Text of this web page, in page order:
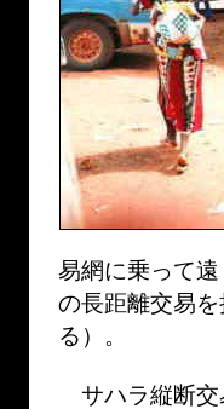
易網に乗って遠
の長距離交易
る）。
サハラ縦断交